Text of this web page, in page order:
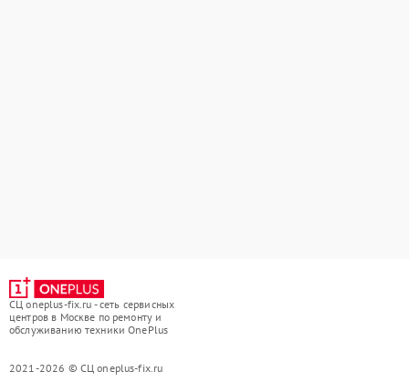
СЦ oneplus-fix.ru - сеть сервисных
центров в Москве по ремонту и
обслуживанию техники OnePlus
2021-2026 © СЦ oneplus-fix.ru